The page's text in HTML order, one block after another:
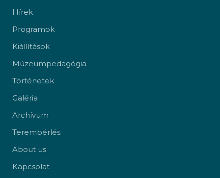
Hírek
Programok
Kiállítások
Múzeumpedagógia
Történetek
Galéria
Archívum
Terembérlés
About us
Kapcsolat